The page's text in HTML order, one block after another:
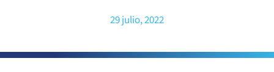
29 julio, 2022